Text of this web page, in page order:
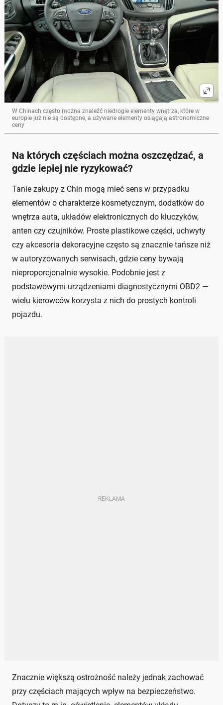
W Chinach często można znaleźć niedrogie elementy wnętrza, które w
europie już nie są dostępne, a używane elementy osiągają astronomiczne
ceny
Na których częściach można oszczędzać, a
gdzie lepiej nie ryzykować?
Tanie zakupy z Chin mogą mieć sens w przypadku
elementów o charakterze kosmetycznym, dodatków do
wnętrza auta, układów elektronicznych do kluczyków,
anten czy czujników. Proste plastikowe części, uchwyty
czy akcesoria dekoracyjne często są znacznie tańsze niż
w autoryzowanych serwisach, gdzie ceny bywają
nieproporcjonalnie wysokie. Podobnie jest z
podstawowymi urządzeniami diagnostycznymi OBD2 —
wielu kierowców korzysta z nich do prostych kontroli
pojazdu.
Znacznie większą ostrożność należy jednak zachować
przy częściach mających wpływ na bezpieczeństwo.